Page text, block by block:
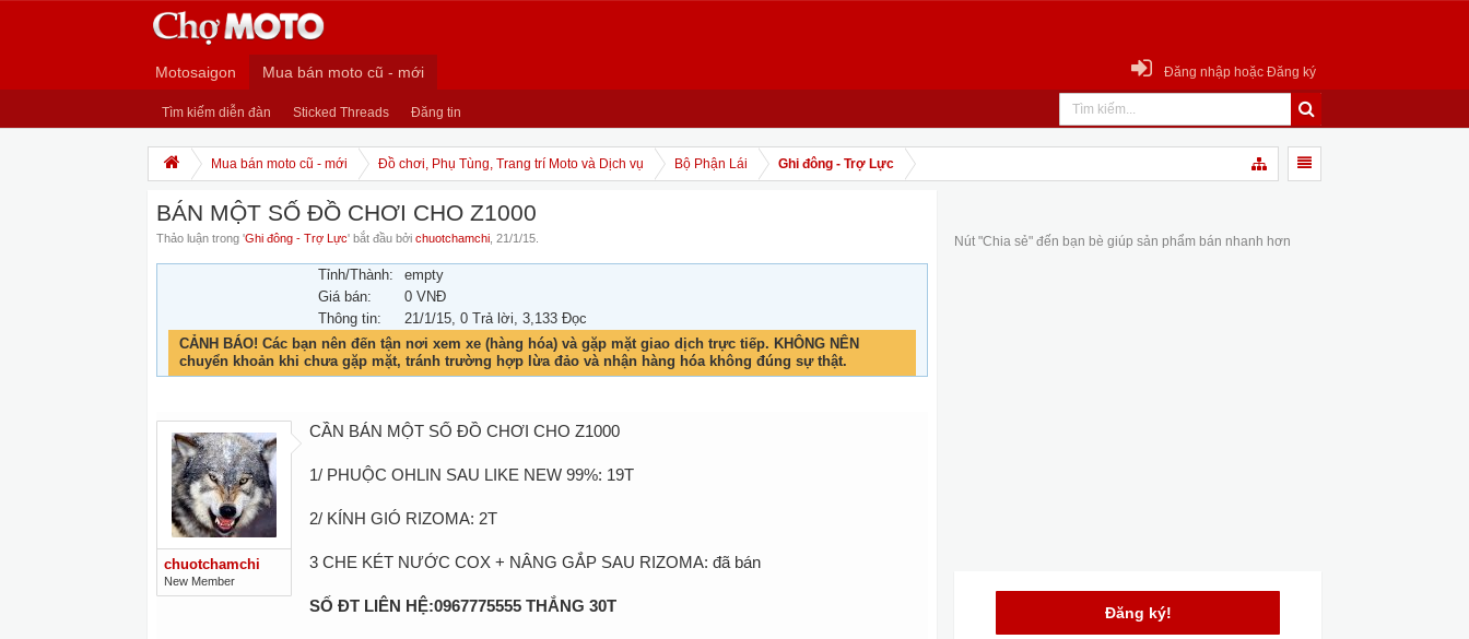
Motosaigon Mua bán moto cũ - mới
Tìm kiếm diễn đàn Sticked Threads Đăng tin
Đăng nhập hoặc Đăng ký
Mua bán moto cũ - mới Đồ chơi, Phụ Tùng, Trang trí Moto và Dịch vụ Bộ Phận Lái Ghi đông - Trợ Lực
BÁN MỘT SỐ ĐỒ CHƠI CHO Z1000
Thảo luận trong 'Ghi đông - Trợ Lực' bắt đầu bởi chuotchamchi 21/1/15
Tỉnh/Thành:
empty
Giá bán:
0 VNĐ
Thông tin:
21/1/15, 0 Trả lời, 3,133 Đọc
CẢNH BÁO! Các bạn nên đến tận nơi xem xe (hàng hóa) và gặp mặt giao dịch trực tiếp. KHÔNG NÊN
chuyển khoản khi chưa gặp mặt, tránh trường hợp lừa đảo và nhận hàng hóa không đúng sự thật.
chuotchamchi
New Member
CẦN BÁN MỘT SỐ ĐỒ CHƠI CHO Z1000
1/ PHUỘC OHLIN SAU LIKE NEW 99%: 19T
2/ KÍNH GIÓ RIZOMA: 2T
3 CHE KÉT NƯỚC COX + NÂNG GẮP SAU RIZOMA: đã bán
SỐ ĐT LIÊN HỆ:0967775555 THẮNG 30T
Nút "Chia sẻ" đến bạn bè giúp sản phẩm bán nhanh hơn
Đăng ký!